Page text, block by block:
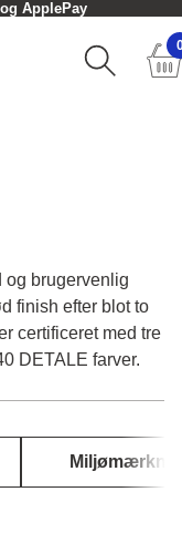
ApplePay
og brugervenlig
finish efter blot to
certificeret med tre
DETALE farver.